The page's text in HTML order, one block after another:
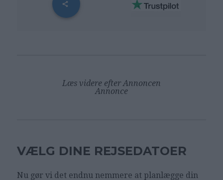
Læs videre efter Annoncen
Annonce
VÆLG DINE REJSEDATOER
Nu gør vi det endnu nemmere at planlægge din